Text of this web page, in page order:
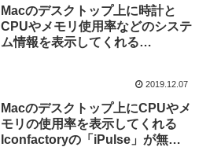
Macのデスクトップ上に時計と
CPUやメモリ使用率などのシステ
ム情報を表示してくれる
容量の低下警告機能を追加。2019.12.07
Macのデスクトップ上にCPUやメ
モリの使用率を表示してくれる
Iconfactoryの「iPulse」が無料